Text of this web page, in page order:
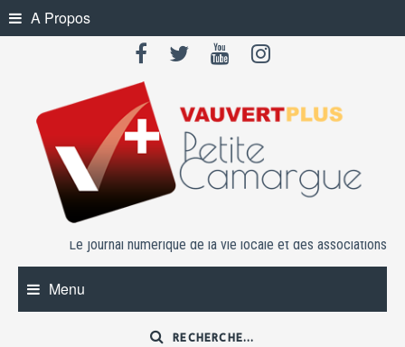
Skip
to
A Propos
Le journal numérique de la vie locale et des associations
Menu